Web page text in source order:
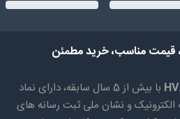
قیمت مناسب، خرید مطمئن
با بیش از 5 سال سابقه، دارای نماد
الکترونیک و نشان ملی ثبت رسانه های